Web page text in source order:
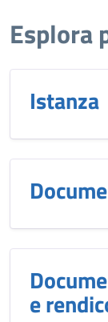
Esplora
Istanza
e